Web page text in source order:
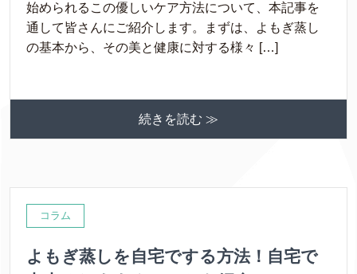
始められるこの優しいケア方法について、本記事を
通して皆さんにご紹介します。まずは、よもぎ蒸し
の基本から、その美と健康に対する様々 […]
続きを読む ≫
コラム
よもぎ蒸しを自宅でする方法！自宅で